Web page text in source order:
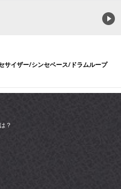
サイザー/シンセベース/ドラムループ
？